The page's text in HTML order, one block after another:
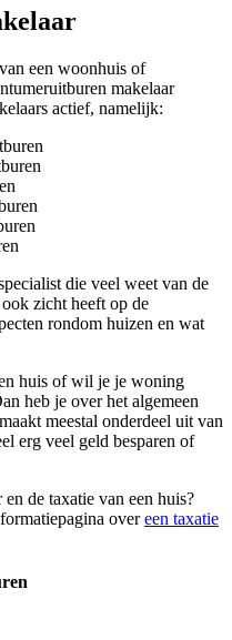
een woonhuis of
makelaar
actief, namelijk:
die veel weet van de
zicht heeft op de
rondom huizen en wat
huis of wil je je woning
heb je over het algemeen
meestal onderdeel uit van
erg veel geld besparen of
de taxatie van een huis?
overeen taxatie